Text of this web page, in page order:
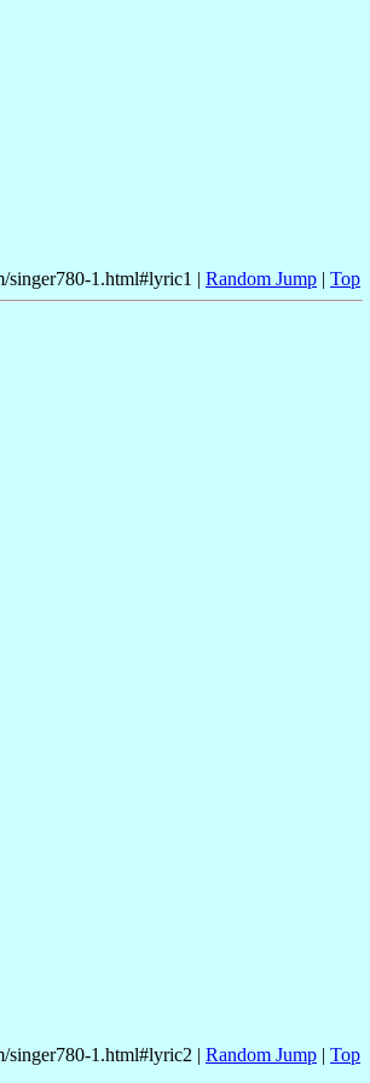
singer780-1.html#lyric1 | Random Jump | Top
singer780-1.html#lyric2 | Random Jump | Top